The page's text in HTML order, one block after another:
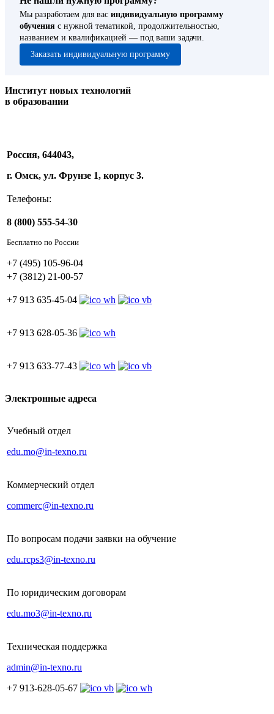
Мы разработаем для вас индивидуальную программу
обучения с нужной тематикой, продолжительностью,
названием и квалификацией — под ваши задачи.
Заказать индивидуальную программу
Институт новых технологий
в образовании
Россия, 644043,
г. Омск, ул. Фрунзе 1, корпус 3.
Телефоны:
8 (800) 555-54-30
Бесплатно по России
+7 (495) 105-96-04
+7 (3812) 21-00-57
+7 913 635-45-04
+7 913 628-05-36
+7 913 633-77-43
Электронные адреса
Учебный отдел
edu.mo@in-texno.ru
Коммерческий отдел
commerc@in-texno.ru
По вопросам подачи заявки на обучение
edu.rcps3@in-texno.ru
По юридическим договорам
edu.mo3@in-texno.ru
Техническая поддержка
admin@in-texno.ru
+7 913-628-05-67